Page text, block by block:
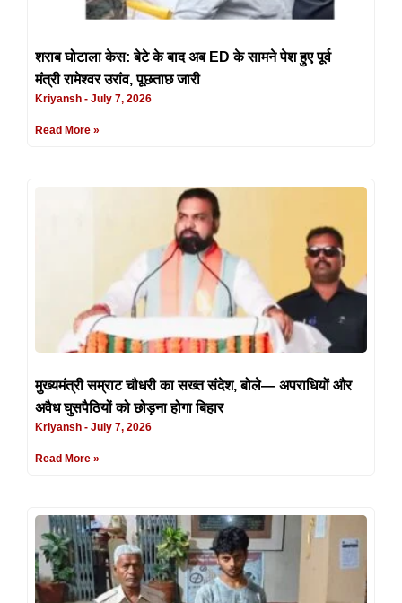
शराब घोटाला केस: बेटे के बाद अब ED के सामने पेश हुए पूर्व
मंत्री रामेश्वर उरांव, पूछताछ जारी
Kriyansh July 7, 2026
Read More »
मुख्यमंत्री सम्राट चौधरी का सख्त संदेश, बोले— अपराधियों और
अवैध घुसपैठियों को छोड़ना होगा बिहार
Kriyansh July 7, 2026
Read More »